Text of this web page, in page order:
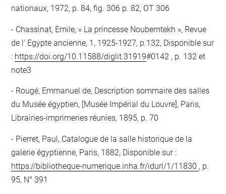
nationaux, 1972, p. 84, fig. 306 p. 82, OT 306
Chassinat, Emile, « La princesse Noubemtekh », Revue
de l' Egypte ancienne, 1, 1925-1927, p.132, Disponible sur
: https://doi.org/10.11588/diglit.31919#0142 , p. 132 et
note3
Rougé, Emmanuel de, Description sommaire des salles
du Musée égyptien, [Musée Impérial du Louvre], Paris,
Librairies-imprimeries réunies, 1895, p. 70
Pierret, Paul, Catalogue de la salle historique de la
galerie égyptienne, Paris, 1882, Disponible sur :
https://bibliotheque-numerique.inha.fr/idurl/1/11830 , p.
95, N° 391